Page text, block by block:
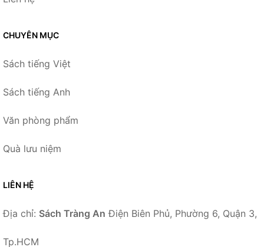
CHUYÊN MỤC
Sách tiếng Việt
Sách tiếng Anh
Văn phòng phẩm
Quà lưu niệm
LIÊN HỆ
Địa chỉ: Sách Tràng An Điện Biên Phủ, Phường 6, Quận 3,
Tp.HCM